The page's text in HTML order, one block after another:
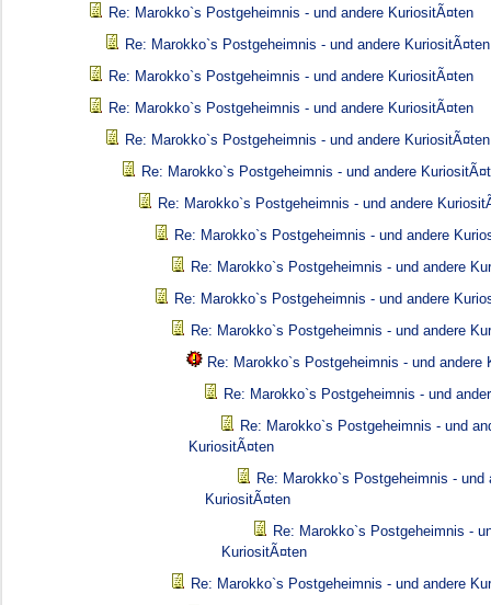
Re: Marokko`s Postgeheimnis - und andere KuriositÃ¤ten
Re: Marokko`s Postgeheimnis - und andere KuriositÃ¤ten
Re: Marokko`s Postgeheimnis - und andere KuriositÃ¤ten
Re: Marokko`s Postgeheimnis - und andere KuriositÃ¤ten
Re: Marokko`s Postgeheimnis - und andere KuriositÃ¤ten
Re: Marokko`s Postgeheimnis - und andere
Re: Marokko`s Postgeheimnis - und andere
Re: Marokko`s Postgeheimnis - und andere
Re: Marokko`s Postgeheimnis - und andere
Re: Marokko`s Postgeheimnis - und andere
Re: Marokko`s Postgeheimnis - und andere
Re: Marokko`s Postgeheimnis - und andere
Re: Marokko`s Postgeheimnis - und
Re: Marokko`s Postgeheimnis - und
KuriositÃ¤ten
Re: Marokko`s Postgeheimnis - und
KuriositÃ¤ten
Re: Marokko`s Postgeheimnis -
KuriositÃ¤ten
Re: Marokko`s Postgeheimnis - und andere